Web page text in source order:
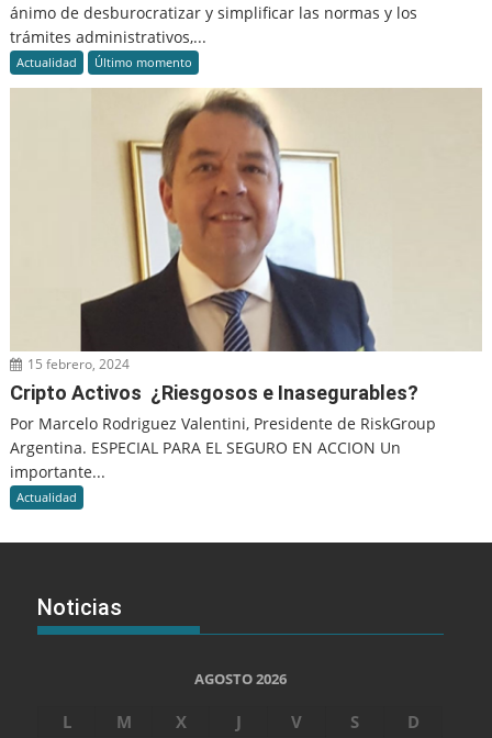
ánimo de desburocratizar y simplificar las normas y los
trámites administrativos,...
Actualidad Último momento
15 febrero, 2024
Cripto Activos ¿Riesgosos e Inasegurables?
Por Marcelo Rodriguez Valentini, Presidente de RiskGroup
Argentina. ESPECIAL PARA EL SEGURO EN ACCION Un
importante...
Actualidad
Noticias
AGOSTO 2026
L M X J V S D